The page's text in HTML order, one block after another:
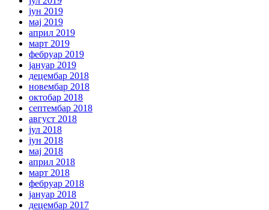
јун 2019
мај 2019
април 2019
март 2019
фебруар 2019
јануар 2019
децембар 2018
новембар 2018
октобар 2018
септембар 2018
август 2018
јул 2018
јун 2018
мај 2018
април 2018
март 2018
фебруар 2018
јануар 2018
децембар 2017